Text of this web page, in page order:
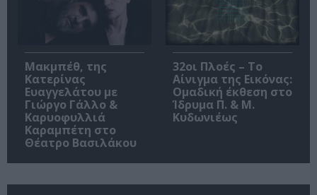
Μακμπέθ, της
Κατερίνας
Ευαγγελάτου με
Γιώργο Γάλλο &
Καρυοφυλλιά
Καραμπέτη στο
Θέατρο Βασιλάκου
32οι Πλοές – Το
Αίνιγμα της Εικόνας:
Ομαδική έκθεση στο
Ίδρυμα Π. & Μ.
Κυδωνιέως